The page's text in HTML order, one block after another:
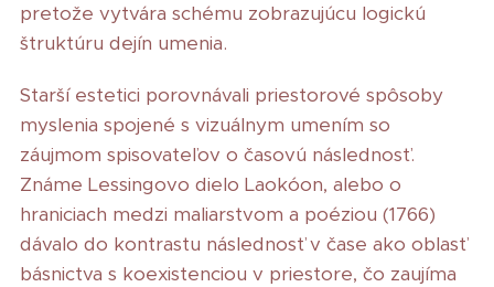
pretože vytvára schému zobrazujúcu logickú
štruktúru dejín umenia.
Starší estetici porovnávali priestorové spôsoby
myslenia spojené s vizuálnym umením so
záujmom spisovateľov o časovú následnosť.
Známe Lessingovo dielo Laokóon, alebo o
hraniciach medzi maliarstvom a poéziou (1766)
dávalo do kontrastu následnosť v čase ako oblasť
básnictva s koexistenciou v priestore, čo zaujíma